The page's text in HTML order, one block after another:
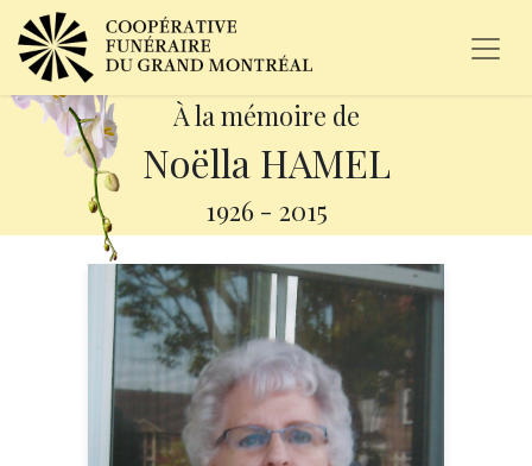
À la mémoire de
Noëlla HAMEL
1926 - 2015